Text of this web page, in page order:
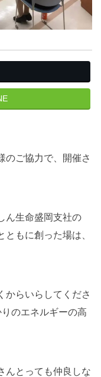
のご協力で、開催さ
ん生命盛岡支社の
ともに創った場は、
からいらしてくださ
のエネルギーの高
んとっても仲良しな